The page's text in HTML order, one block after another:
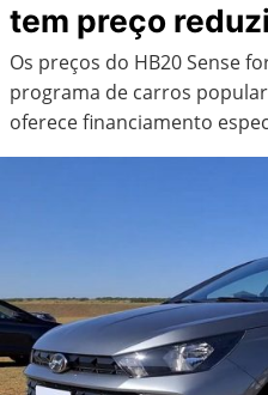
tem preço
Os preços do HB20 Sense
programa de carros
oferece financiamento